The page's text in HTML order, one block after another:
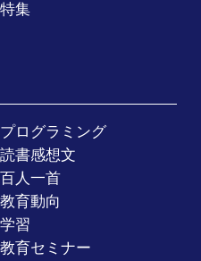
特集
プログラミング
読書感想文
百人一首
教育動向
学習
教育セミナー